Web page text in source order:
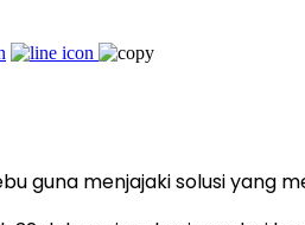
guna menjajaki solusi yang